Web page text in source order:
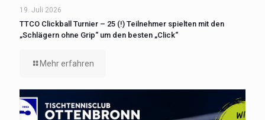
19. Juli 2026
TTCO Clickball Turnier – 25 (!) Teilnehmer spielten mit den
„Schlägern ohne Grip“ um den besten „Click“
Mehr erfahren